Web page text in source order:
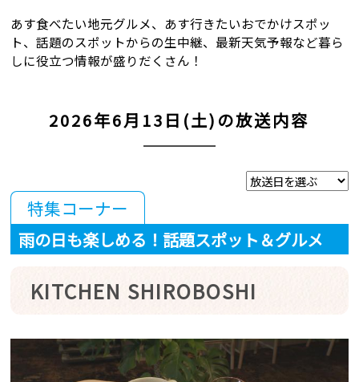
あす食べたい地元グルメ、あす行きたいおでかけスポッ
ト、話題のスポットからの生中継、 最新天気予報など暮ら
しに役立つ情報が盛りだくさん！
2026年6月13日(土)の放送内容
特集コーナー
雨の日も楽しめる！話題スポット＆グルメ
KITCHEN SHIROBOSHI